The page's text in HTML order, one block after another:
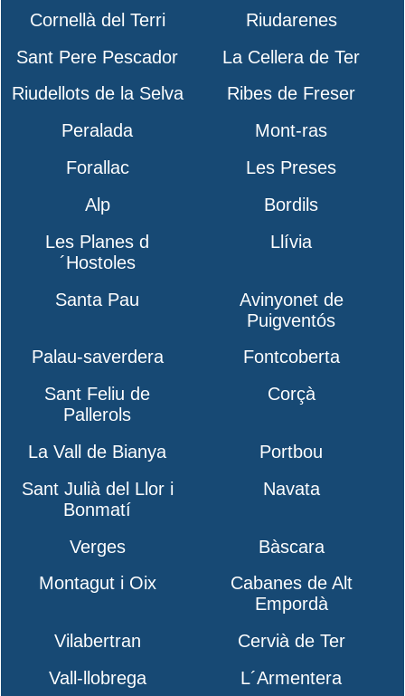
Cornellà del Terri
Riudarenes
Sant Pere Pescador
La Cellera de Ter
Riudellots de la Selva
Ribes de Freser
Peralada
Mont-ras
Forallac
Les Preses
Alp
Bordils
Les Planes d
´Hostoles
Llívia
Santa Pau
Avinyonet de
Puigventós
Palau-saverdera
Fontcoberta
Sant Feliu de
Pallerols
Corçà
La Vall de Bianya
Portbou
Sant Julià del Llor i
Bonmatí
Navata
Verges
Bàscara
Montagut i Oix
Cabanes de Alt
Empordà
Vilabertran
Cervià de Ter
Vall-llobrega
L´Armentera